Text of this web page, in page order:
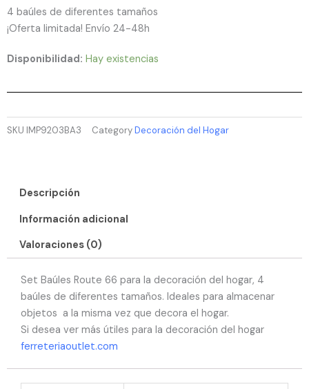
original
era:
actual
es:
4 baúles de diferentes tamaños
¡Oferta limitada! Envío 24-48h
Disponibilidad: Hay existencias
SKU IMP9203BA3 CategoryDecoración del Hogar
Descripción
Información adicional
Valoraciones (0)
Set Baúles Route 66 para la decoración del hogar, 4
baúles de diferentes tamaños. Ideales para almacenar
objetos a la misma vez que decora el hogar.
Si desea ver más útiles para la decoración del hogar
ferreteriaoutlet.com